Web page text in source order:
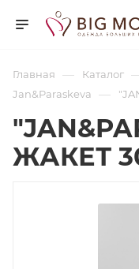
Главная — Каталог
Jan&Paraskeva —
ЖАКЕТ